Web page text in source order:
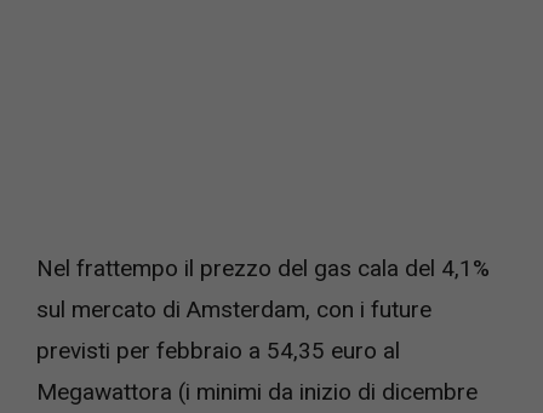
Nel frattempo il prezzo del gas cala del 4,1%
sul mercato di Amsterdam, con i future
previsti per febbraio a 54,35 euro al
Megawattora (i minimi da inizio di dicembre